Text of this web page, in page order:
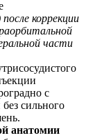
коррекции
части
с
сильного
анатомии